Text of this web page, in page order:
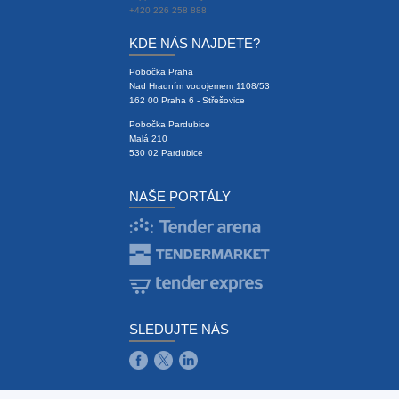
+420 226 258 888
KDE NÁS NAJDETE?
Pobočka Praha
Nad Hradním vodojemem 1108/53
162 00 Praha 6 - Střešovice
Pobočka Pardubice
Malá 210
530 02 Pardubice
NAŠE PORTÁLY
SLEDUJTE NÁS